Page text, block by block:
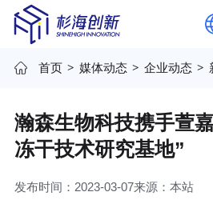
首页 > 媒体动态 > 企业动态 >
瀚森生物科技携手萱
冻干技术研究基地”
发布时间：2023-03-07来源：本站